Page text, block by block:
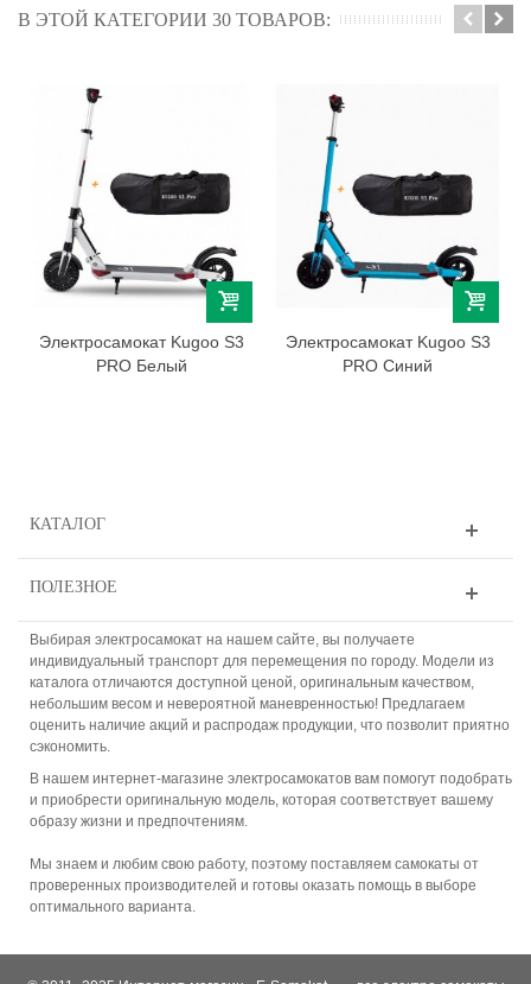
В ЭТОЙ КАТЕГОРИИ 30 ТОВАРОВ:
Электросамокат Kugoo S3
PRO Белый
Электросамокат Kugoo S3
PRO Синий
КАТАЛОГ
ПОЛЕЗНОЕ
Выбирая электросамокат на нашем сайте, вы получаете
индивидуальный транспорт для перемещения по городу. Модели из
каталога отличаются доступной ценой, оригинальным качеством,
небольшим весом и невероятной маневренностью! Предлагаем
оценить наличие акций и распродаж продукции, что позволит приятно
сэкономить.
В нашем интернет-магазине электросамокатов вам помогут подобрать
и приобрести оригинальную модель, которая соответствует вашему
образу жизни и предпочтениям.
Мы знаем и любим свою работу, поэтому поставляем самокаты от
проверенных производителей и готовы оказать помощь в выборе
оптимального варианта.